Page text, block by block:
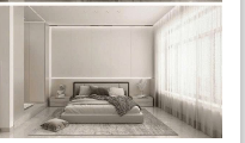
tại Vincom Center
đến 3.400m2với 7 phòng
chỗ ngồi